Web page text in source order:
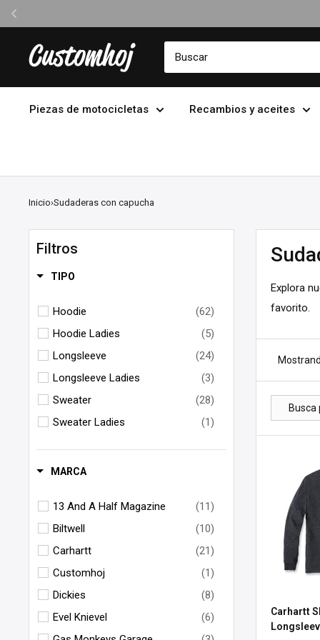
directamente
Customhoj
Piezas de motocicletas Recambios y aceites
Inicio›Sudaderas con capucha
Filtros
TIPO
Hoodie
(62)
Hoodie Ladies
(5)
Longsleeve
(24)
Longsleeve Ladies
(3)
Sweater
(28)
Sweater Ladies
(1)
MARCA
13 And A Half Magazine
(11)
Biltwell
(10)
Carhartt
(21)
Customhoj
(1)
Dickies
(8)
Evel Knievel
(6)
Explora
favorito.
Carhartt